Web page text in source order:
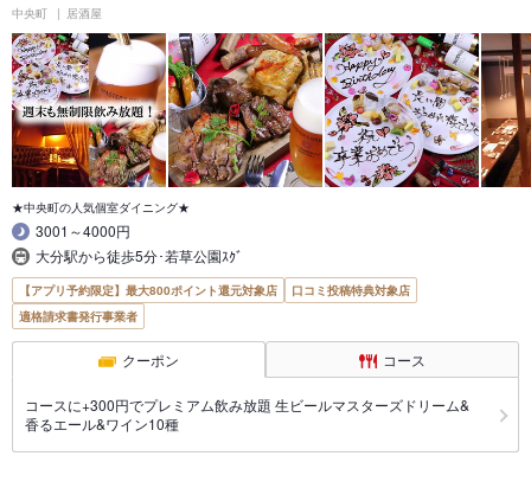
中央町 居酒屋
★中央町の人気個室ダイニング★
3001～4000円
大分駅から徒歩5分･若草公園ｽｸﾞ
【アプリ予約限定】最大800ポイント還元対象店
口コミ投稿特典対象店
適格請求書発行事業者
クーポン コース
コースに+300円でプレミアム飲み放題 生ビールマスターズドリーム&
香るエール&ワイン10種